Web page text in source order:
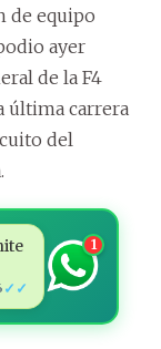
de equipo
ayer
de la F4
última carrera
del
✓✓
1